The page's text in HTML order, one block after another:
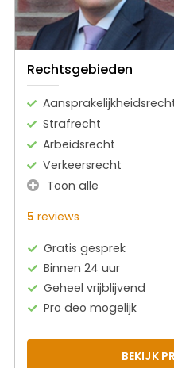
Rechtsgebieden
Strafrecht
Arbeidsrecht
Verkeersrecht
Toon alle
5 reviews
Gratis gesprek
Binnen 24 uur
Geheel vrijblijvend
Pro deo mogelijk
BEKIJK